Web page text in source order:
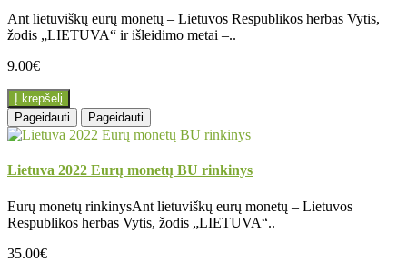
Ant lietuviškų eurų monetų – Lietuvos Respublikos herbas Vytis,
žodis „LIETUVA“ ir išleidimo metai –..
9.00€
Į krepšelį
Pageidauti
Pageidauti
Lietuva 2022 Eurų monetų BU rinkinys
Eurų monetų rinkinysAnt lietuviškų eurų monetų – Lietuvos
Respublikos herbas Vytis, žodis „LIETUVA“..
35.00€